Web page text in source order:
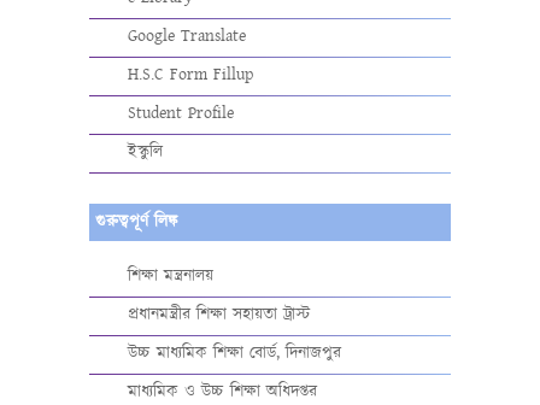
Google Translate
H.S.C Form Fillup
Student Profile
ইস্কুলি
গুরুত্বপূর্ণ লিঙ্ক
শিক্ষা মন্ত্রনালয়
প্রধানমন্ত্রীর শিক্ষা সহায়তা ট্রাস্ট
উচ্চ মাধ্যমিক শিক্ষা বোর্ড, দিনাজপুর
মাধ্যমিক ও উচ্চ শিক্ষা অধিদপ্তর